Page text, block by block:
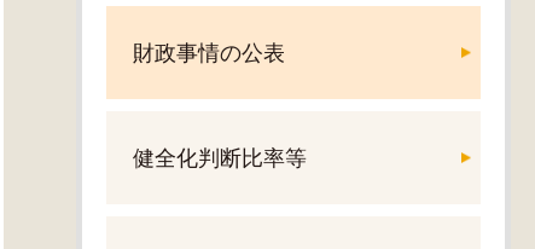
財政事情の公表
健全化判断比率等